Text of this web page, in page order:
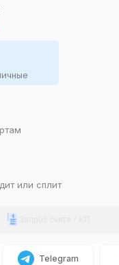
или сплит
Telegram